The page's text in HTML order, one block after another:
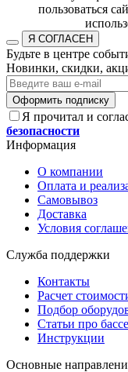
пользоваться
Я СОГЛАСЕН
Будьте в центре
Новинки, скидки,
Оформить подписку
Я прочитал и
безопасности
Информация
О компании
Оплата и
Самовывоз
Доставка
Условия
Служба поддержки
Контакты
Расчет
Подбор
Статьи про
Инструкции
Основные